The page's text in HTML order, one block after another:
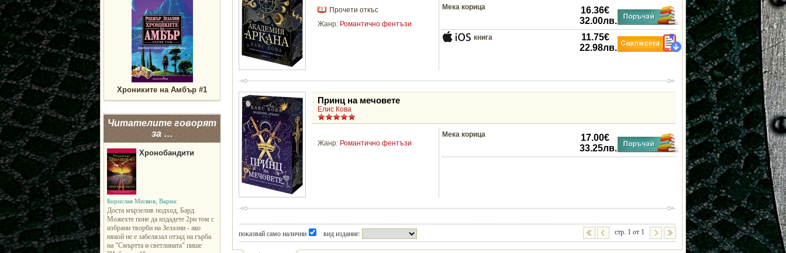
Хрониките на Амбър #1
Читателите говорят
за …
Хронобандити
Борислав Милков, Варна:
Доста мързелив подход, Бард.
Можехте поне да издадете 2ри том с
избрани творби на Зелазни - ако
някой не е забелязал отзад на гърба
на "Смъртта и светлината" пише
Прочети откъс
Жанр: Романтично фентъзи
Мека корица 16.36€
32.00лв.
книга 11.75€
22.98лв.
Принц на мечовете
Елис Кова
Жанр: Романтично фентъзи
Мека корица 17.00€
33.25лв.
показвай само налични вид издание: стр. 1 от 1